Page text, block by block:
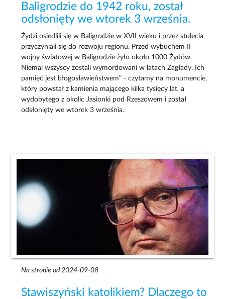
Baligrodzie do 1942 roku, został
odsłonięty we wtorek 3 września.
Żydzi osiedlili się w Baligrodzie w XVII wieku i przez stulecia
przyczyniali się do rozwoju regionu. Przed wybuchem II
wojny światowej w Baligrodzie żyło około 1000 Żydów.
Niemal wszyscy zostali wymordowani w latach Zagłady. Ich
pamięć jest błogosławieństwem" - czytamy na monumencie,
który powstał z kamienia mającego kilka tysięcy lat, a
wydobytego z okolic Jasionki pod Rzeszowem i został
odsłonięty we wtorek 3 września.
Na stronie od 2024-09-08
Stawiszyński katolikiem? Dlaczego to